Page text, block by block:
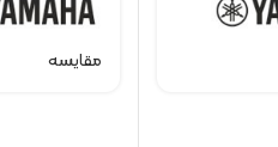
مقایسه